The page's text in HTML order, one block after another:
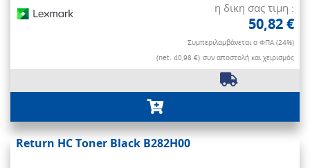
η δικη σας τιμη :
50,82 €
Συμπεριλαμβάνεται ο ΦΠΑ (24%)
(net. 40,98 €) συν αποστολή και χειρισμός
Return HC Toner Black B282H00